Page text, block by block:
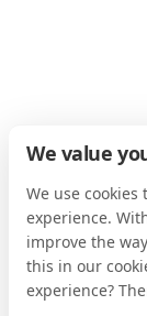
We value
We use
experience.
improve the
this in our
experience?